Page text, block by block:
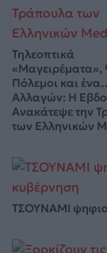
Τηλεοπτικά
«Μαγειρέματα»,
Πόλεμοι και
Αλλαγών: Η
Ανακάτεψε την
των Ελληνικών
ΤΣΟΥΝΑΜΙ